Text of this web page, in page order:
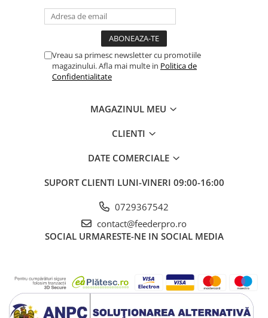
Vreau sa primesc newsletter cu promotiile
magazinului. Afla mai multe in Politica de
Confidentialitate
MAGAZINUL MEU
CLIENTI
DATE COMERCIALE
SUPORT CLIENTI LUNI-VINERI 09:00-16:00
0729367542
contact@feederpro.ro
SOCIAL URMARESTE-NE IN SOCIAL MEDIA